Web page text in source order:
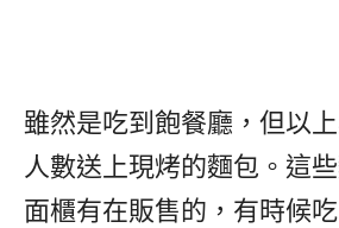
雖然是吃到飽餐廳，但以
人數送上現烤的麵包。這
面櫃有在販售的，有時候